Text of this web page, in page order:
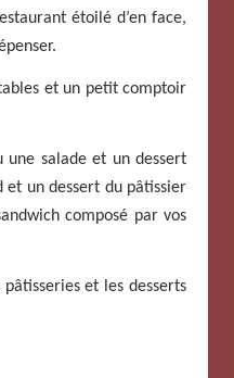
étoilé d’en face,
et un petit comptoir
salade et un dessert
un dessert du pâtissier
composé par vos
et les desserts